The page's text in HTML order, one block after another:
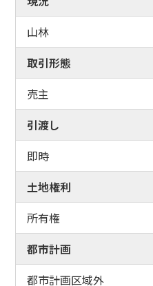
山林
取引形態
売主
引渡し
即時
土地権利
所有権
都市計画
都市計画区域外